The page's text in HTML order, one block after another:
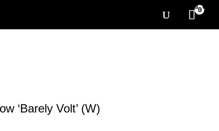
0
‘Barely Volt’ (W)